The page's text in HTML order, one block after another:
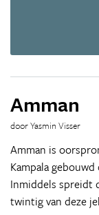
Amman
door Yasmin Visser
Amman is
Kampala
Inmiddels spreidt
twintig van deze